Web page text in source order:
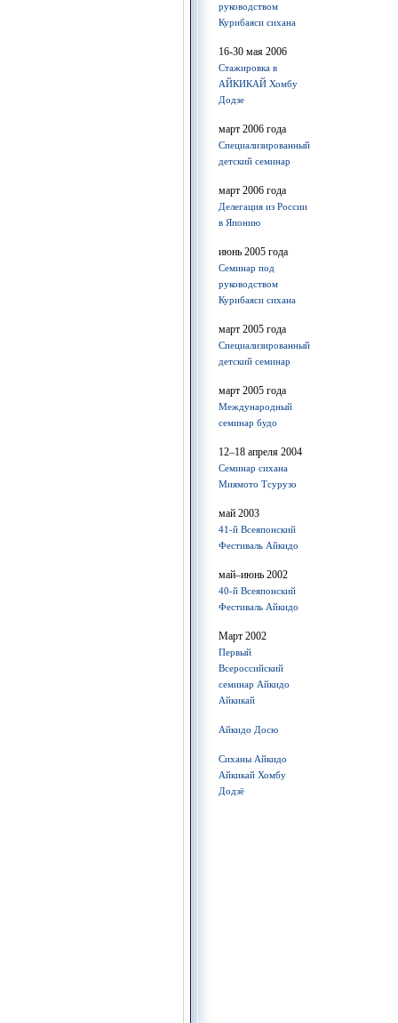
руководством
Курибаяси сихана
16-30 мая 2006
Стажировка в
АЙКИКАЙ Хомбу
Додзе
март 2006 года
Специализированный
детский семинар
март 2006 года
Делегация из России
в Японию
июнь 2005 года
Семинар под
руководством
Курибаяси сихана
март 2005 года
Специализированный
детский семинар
март 2005 года
Международный
семинар будо
12–18 апреля 2004
Семинар сихана
Миямото Тсурузо
май 2003
41-й Всеяпонский
Фестиваль Айкидо
май–июнь 2002
40-й Всеяпонский
Фестиваль Айкидо
Март 2002
Первый
Всероссийский
семинар Айкидо
Айкикай
Айкидо Досю
Сиханы Айкидо
Айкикай Хомбу
Додзё